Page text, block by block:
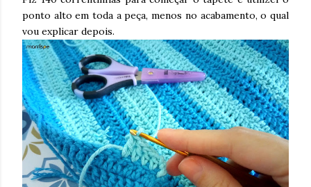
ponto alto em toda a peça, menos no acabamento, o qual
vou explicar depois.